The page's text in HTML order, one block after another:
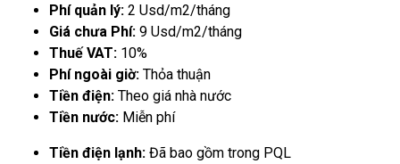
Phí quản lý: 2 Usd/m2/tháng
Giá chưa Phí: 9 Usd/m2/tháng
Thuế VAT: 10%
Phí ngoài giờ: Thỏa thuận
Tiền điện: Theo giá nhà nước
Tiền nước: Miễn phí
Tiền điện lạnh: Đã bao gồm trong PQL